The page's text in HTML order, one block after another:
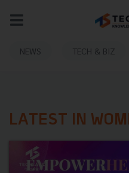
NEWS TECH & BIZ
LATEST IN